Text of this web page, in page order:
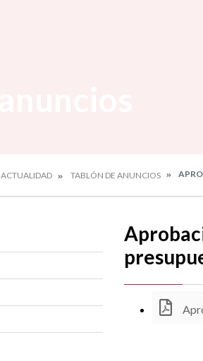
ACTUALIDAD TABLÓN DE ANUNCIOS